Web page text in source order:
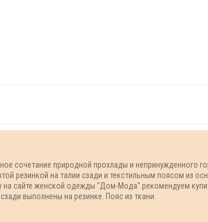
сочетание природной прохлады и непринужденного
резинкой на талии сзади и текстильным поясом из
на сайте женской одежды "Дом-Мода" рекомендуем
выполнены на резинке. Пояс из ткани.